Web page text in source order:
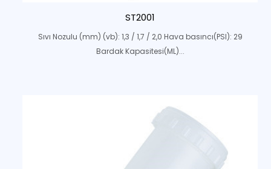
ST2001
Sıvı Nozulu (mm) (vb): 1,3 / 1,7 / 2,0 Hava basıncı(PSI): 29
Bardak Kapasitesi(ML)...